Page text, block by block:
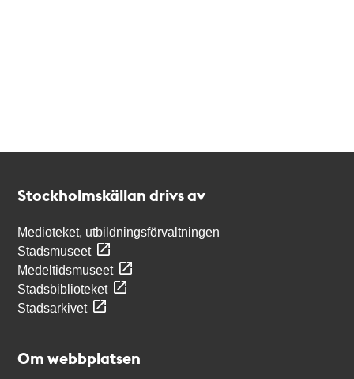
Stockholmskällan drivs av
Medioteket, utbildningsförvaltningen
Stadsmuseet
Medeltidsmuseet
Stadsbiblioteket
Stadsarkivet
Om webbplatsen